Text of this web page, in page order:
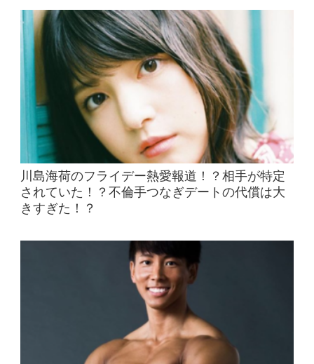
川島海荷のフライデー熱愛報道！？相手が特定
されていた！？不倫手つなぎデートの代償は大
きすぎた！？